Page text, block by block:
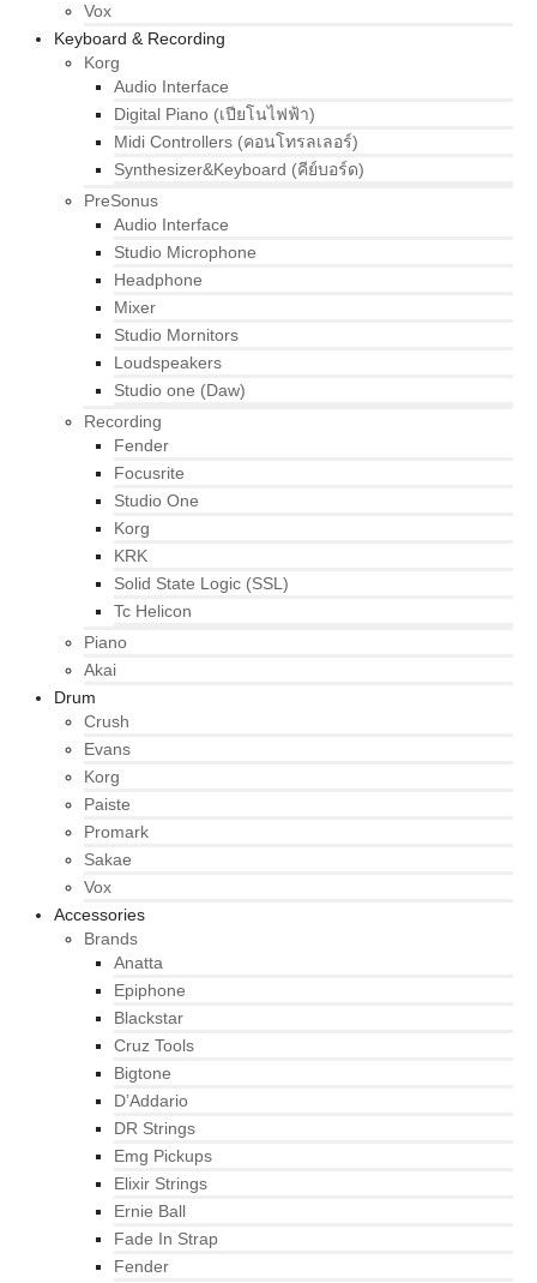
Vox
Keyboard & Recording
Korg
Audio Interface
Digital Piano (เปียโนไฟฟ้า)
Midi Controllers (คอนโทรลเลอร์)
Synthesizer&Keyboard (คีย์บอร์ด)
PreSonus
Audio Interface
Studio Microphone
Headphone
Mixer
Studio Mornitors
Loudspeakers
Studio one (Daw)
Recording
Fender
Focusrite
Studio One
Korg
KRK
Solid State Logic (SSL)
Tc Helicon
Piano
Akai
Drum
Crush
Evans
Korg
Paiste
Promark
Sakae
Vox
Accessories
Brands
Anatta
Epiphone
Blackstar
Cruz Tools
Bigtone
D’Addario
DR Strings
Emg Pickups
Elixir Strings
Ernie Ball
Fade In Strap
Fender